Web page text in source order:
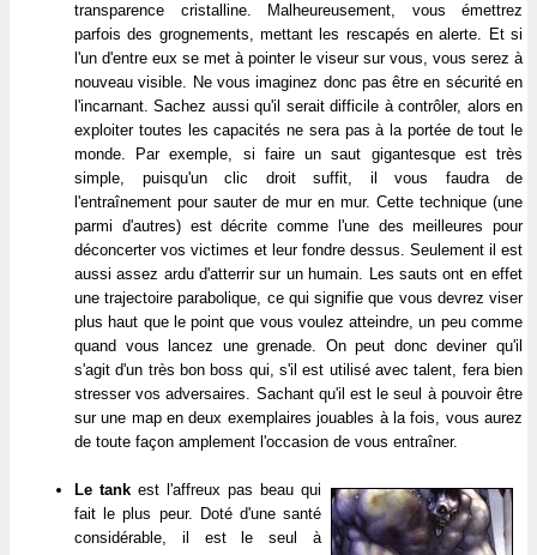
transparence cristalline. Malheureusement, vous émettrez
parfois des grognements, mettant les rescapés en alerte. Et si
l'un d'entre eux se met à pointer le viseur sur vous, vous serez à
nouveau visible. Ne vous imaginez donc pas être en sécurité en
l'incarnant. Sachez aussi qu'il serait difficile à contrôler, alors en
exploiter toutes les capacités ne sera pas à la portée de tout le
monde. Par exemple, si faire un saut gigantesque est très
simple, puisqu'un clic droit suffit, il vous faudra de
l'entraînement pour sauter de mur en mur. Cette technique (une
parmi d'autres) est décrite comme l'une des meilleures pour
déconcerter vos victimes et leur fondre dessus. Seulement il est
aussi assez ardu d'atterrir sur un humain. Les sauts ont en effet
une trajectoire parabolique, ce qui signifie que vous devrez viser
plus haut que le point que vous voulez atteindre, un peu comme
quand vous lancez une grenade. On peut donc deviner qu'il
s'agit d'un très bon boss qui, s'il est utilisé avec talent, fera bien
stresser vos adversaires. Sachant qu'il est le seul à pouvoir être
sur une map en deux exemplaires jouables à la fois, vous aurez
de toute façon amplement l'occasion de vous entraîner.
Le tank est l'affreux pas beau qui
fait le plus peur. Doté d'une santé
considérable, il est le seul à